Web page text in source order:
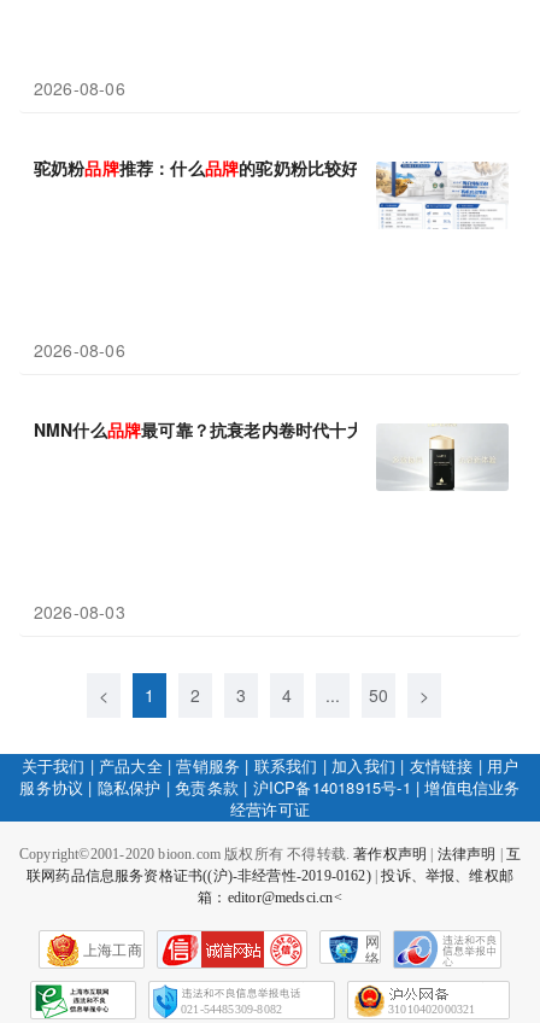
2026-08-06
驼奶粉品牌推荐：什么品牌的驼奶粉比较好？2026年驼奶粉选购指
2026-08-06
NMN什么品牌最可靠？抗衰老内卷时代十大NMN 品牌怎么选？评
2026-08-03
< 1 2 3 4 ... 50 >
关于我们 | 产品大全|营销服务 | 联系我们 | 加入我们 | 友情链接 | 用户
服务协议 | 隐私保护 |免责条款 | 沪ICP备14018915号-1 |增值电信业务
经营许可证
Copyright©2001-2020 bioon.com 版权所有 不得转载.著作权声明 法律声明
互
联网药品信息服务资格证书((沪)-非经营性-2019-0162)|投诉、举报、维权邮
箱：editor@medsci.cn<
上海工商
网
络
会
征
021-54485309-8082 31010402000321